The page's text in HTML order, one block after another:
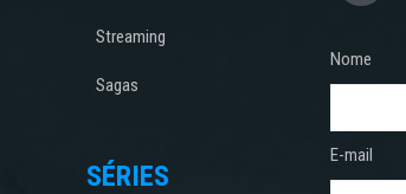
Streaming
Sagas
SÉRIES
Nome
E-mail